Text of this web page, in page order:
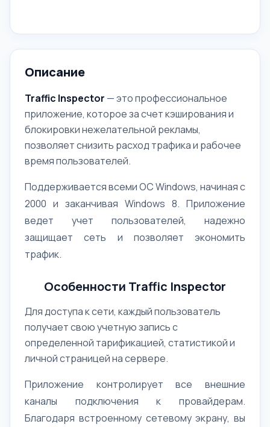
Описание
Traffic Inspector — это профессиональное
приложение, которое за счет кэширования и
блокировки нежелательной рекламы,
позволяет снизить расход трафика и рабочее
время пользователей.
Поддерживается всеми ОС Windows, начиная с
2000 и заканчивая Windows 8. Приложение
ведет учет пользователей, надежно
защищает сеть и позволяет экономить
трафик.
Особенности Traffic Inspector
Для доступа к сети, каждый пользователь
получает свою учетную запись с
определенной тарификацией, статистикой и
личной страницей на сервере.
Приложение контролирует все внешние
каналы подключения к провайдерам.
Благодаря встроенному сетевому экрану, вы